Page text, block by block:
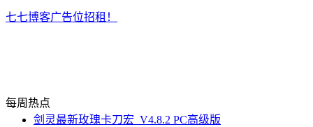
七七博客广告位招租！
每周热点
剑灵最新玫瑰卡刀宏_V4.8.2 PC高级版